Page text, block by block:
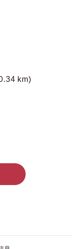
km)